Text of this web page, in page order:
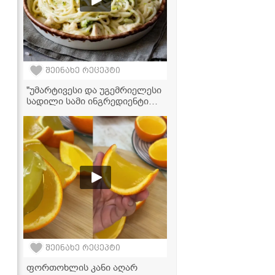
შეინახე რეცეპტი
"უმარტივესი და უგემრიელესი
სადილი სამი ინგრედიენტით -
ბროკოლით" - ვიდეორეცეპტი
შეინახე რეცეპტი
ფორთოხლის კანი აღარ